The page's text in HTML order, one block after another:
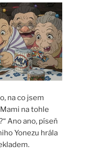
na co jsem
na tohle
Ano ano, píseň
Yonezu hrála